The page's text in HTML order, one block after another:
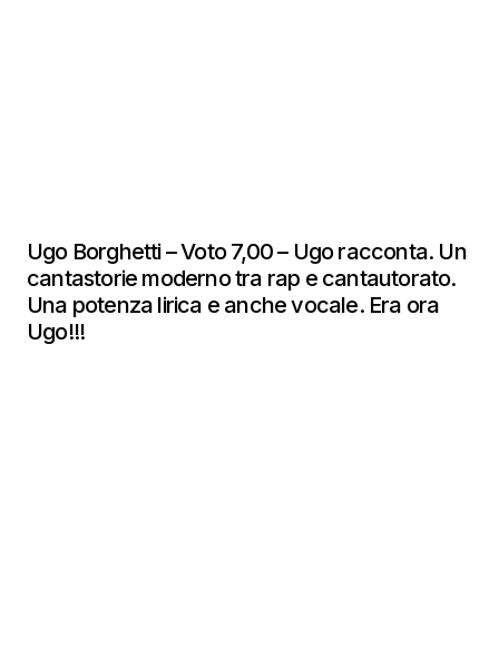
Ugo Borghetti – Voto 7,00 – Ugo racconta. Un
cantastorie moderno tra rap e cantautorato.
Una potenza lirica e anche vocale. Era ora
Ugo!!!